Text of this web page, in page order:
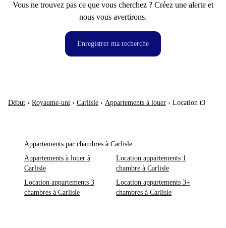
Vous ne trouvez pas ce que vous cherchez ? Créez une alerte et
nous vous avertirons.
Enregistrer ma recherche
Début › Royaume-uni › Carlisle › Appartements à louer › Location t3
Appartements par chambres à Carlisle
Appartements à louer à
Carlisle
Location appartements 1
chambre à Carlisle
Location appartements 3
chambres à Carlisle
Location appartements 3+
chambres à Carlisle